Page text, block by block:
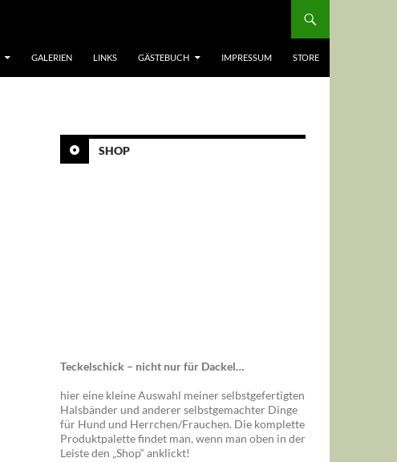
GALERIEN LINKS GÄSTEBUCH IMPRESSUM STORE
SHOP
Teckelschick – nicht nur für Dackel…
hier eine kleine Auswahl meiner selbstgefertigten
Halsbänder und anderer selbstgemachter Dinge
für Hund und Herrchen/Frauchen. Die komplette
Produktpalette findet man, wenn man oben in der
Leiste den „Shop“ anklickt!